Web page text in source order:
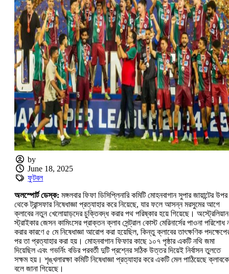
by
June 18, 2025
ফুটবল
অলস্পোর্ট ডেস্ক: মঙ্গলবার ফিফা ডিসিপ্লিনারি কমিটি মোহনবাগান সুপার জায়ান্টের উপর
থেকে ট্রান্সফার নিষেধাজ্ঞা প্রত্যাহার করে নিয়েছে, যার ফলে আসন্ন মরসুমের আগে
ক্লাবের নতুন খেলোয়াড়দের চুক্তিবদ্ধ করার পথ পরিষ্কার হয়ে গিয়েছে। অস্ট্রেলিয়ান
স্ট্রাইকার জেসন কামিংসের প্রাক্তন ক্লাব সেন্ট্রাল কোস্ট মেরিনার্সের পাওনা পরিশোধ
করার কারণে ৫ মে নিষেধাজ্ঞা আরোপ করা হয়েছিল, কিন্তু ক্লাবের তাৎক্ষণিক
পর তা প্রত্যাহার করা হয়। মোহনবাগান ফিফার কাছে ১০৭ পৃষ্ঠার একটি নথি জমা
দিয়েছিল এবং গভর্নিং বডির পরবর্তী দুটি প্রশ্নের সঠিক উত্তর দিয়েই নির্বাসন তুলতে
সক্ষম হয়। শৃঙ্খলারক্ষা কমিটি নিষেধাজ্ঞা প্রত্যাহার করে একটি মেল ​​পাঠিয়েছে ক্লাবকে
বলে জানা গিয়েছে।